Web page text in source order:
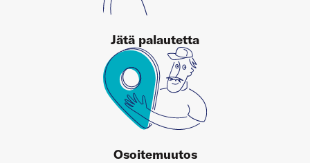
Jätä palautetta
Osoitemuutos